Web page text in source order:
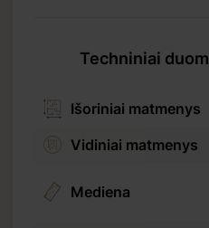
Techniniai
Išoriniai matmenys
Vidiniai matmenys
Mediena